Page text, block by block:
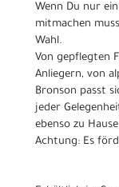
Wenn Du nur
mitmachen
Wahl.
Von gepflegten
Anliegern, von
Bronson passt
jeder
ebenso zu
Achtung: Es